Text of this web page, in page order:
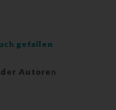
gefallen
Autoren